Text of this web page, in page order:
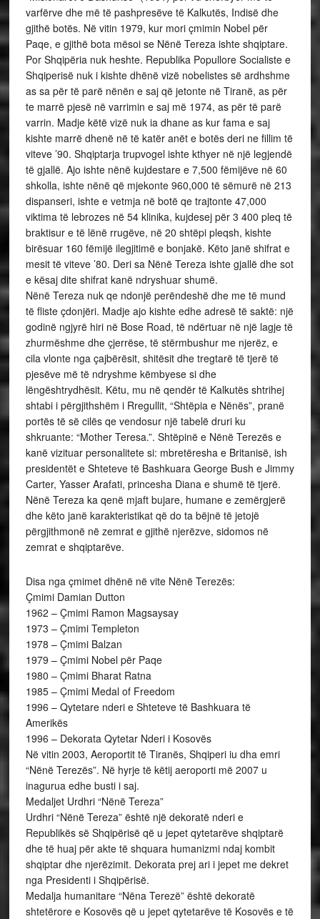
varfërve dhe më të pashpresëve të Kalkutës, Indisë dhe
gjithë botës. Në vitin 1979, kur mori çmimin Nobel për
Paqe, e gjithë bota mësoi se Nënë Tereza ishte shqiptare.
Por Shqipëria nuk heshte. Republika Popullore Socialiste e
Shqiperisë nuk i kishte dhënë vizë nobelistes së ardhshme
as sa për të parë nënën e saj që jetonte në Tiranë, as për
te marrë pjesë në varrimin e saj më 1974, as për të parë
varrin. Madje këtë vizë nuk ia dhane as kur fama e saj
kishte marrë dhenë në të katër anët e botës deri ne fillim të
viteve ’90. Shqiptarja trupvogel ishte kthyer në një legjendë
të gjallë. Ajo ishte nënë kujdestare e 7,500 fëmijëve në 60
shkolla, ishte nënë që mjekonte 960,000 të sëmurë në 213
dispanseri, ishte e vetmja në botë qe trajtonte 47,000
viktima të lebrozes në 54 klinika, kujdesej për 3 400 pleq të
braktisur e të lënë rrugëve, në 20 shtëpi pleqsh, kishte
birësuar 160 fëmijë ilegjitimë e bonjakë. Këto janë shifrat e
mesit të viteve ’80. Deri sa Nënë Tereza ishte gjallë dhe sot
e kësaj dite shifrat kanë ndryshuar shumë.
Nënë Tereza nuk qe ndonjë perëndeshë dhe me të mund
të fliste çdonjëri. Madje ajo kishte edhe adresë të saktë: një
godinë ngjyrë hiri në Bose Road, të ndërtuar në një lagje të
zhurmëshme dhe çjerrëse, të stërmbushur me njerëz, e
cila vlonte nga çajbërësit, shitësit dhe tregtarë të tjerë të
pjesëve më të ndryshme këmbyese si dhe
lëngështrydhësit. Këtu, mu në qendër të Kalkutës shtrihej
shtabi i përgjithshëm i Rregullit, “Shtëpia e Nënës”, pranë
portës të së cilës qe vendosur një tabelë druri ku
shkruante: “Mother Teresa.”. Shtëpinë e Nënë Terezës e
kanë vizituar personalitete si: mbretëresha e Britanisë, ish
presidentët e Shteteve të Bashkuara George Bush e Jimmy
Carter, Yasser Arafati, princesha Diana e shumë të tjerë.
Nënë Tereza ka qenë mjaft bujare, humane e zemërgjerë
dhe këto janë karakteristikat që do ta bëjnë të jetojë
përgjithmonë në zemrat e gjithë njerëzve, sidomos në
zemrat e shqiptarëve.
Disa nga çmimet dhënë në vite Nënë Terezës:
Çmimi Damian Dutton
1962 – Çmimi Ramon Magsaysay
1973 – Çmimi Templeton
1978 – Çmimi Balzan
1979 – Çmimi Nobel për Paqe
1980 – Çmimi Bharat Ratna
1985 – Çmimi Medal of Freedom
1996 – Qytetare nderi e Shteteve të Bashkuara të
Amerikës
1996 – Dekorata Qytetar Nderi i Kosovës
Në vitin 2003, Aeroportit të Tiranës, Shqiperi iu dha emri
“Nënë Terezës”. Në hyrje të këtij aeroporti më 2007 u
inagurua edhe busti i saj.
Medaljet Urdhri “Nënë Tereza”
Urdhri “Nënë Tereza” është një dekoratë nderi e
Republikës së Shqipërisë që u jepet qytetarëve shqiptarë
dhe të huaj për akte të shquara humanizmi ndaj kombit
shqiptar dhe njerëzimit. Dekorata prej ari i jepet me dekret
nga Presidenti i Shqipërisë.
Medalja humanitare “Nëna Terezë” është dekoratë
shtetërore e Kosovës që u jepet qytetarëve të Kosovës e të